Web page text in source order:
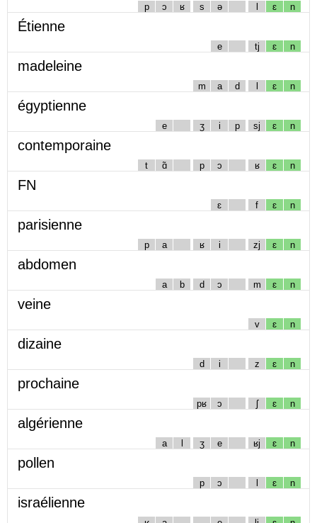
p ɔ ʁ s ə l ɛ n
Étienne
e tj ɛ n
madeleine
m a d l ɛ n
égyptienne
e ʒ i p sj ɛ n
contemporaine
t ɑ̃ p ɔ ʁ ɛ n
FN
ɛ f ɛ n
parisienne
p a ʁ i zj ɛ n
abdomen
a b d ɔ m ɛ n
veine
v ɛ n
dizaine
d i z ɛ n
prochaine
pʁ ɔ ʃ ɛ n
algérienne
a l ʒ e ʁj ɛ n
pollen
p ɔ l ɛ n
israélienne